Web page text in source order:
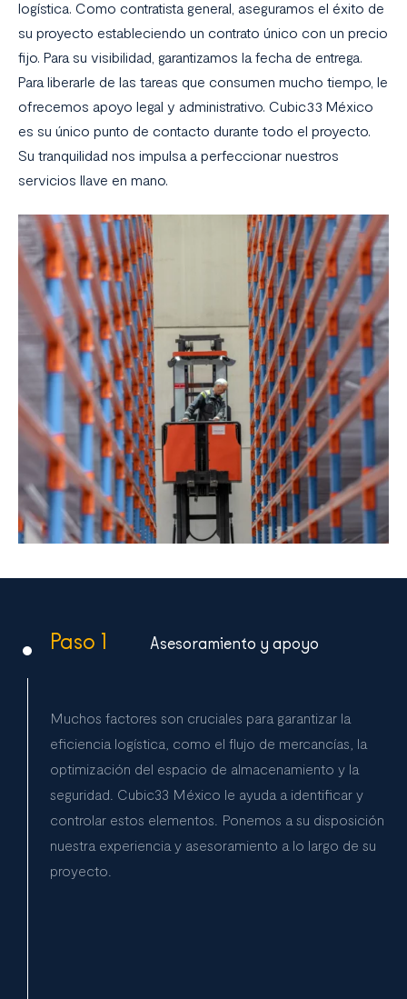
logística. Como contratista general, aseguramos el éxito de
su proyecto estableciendo un contrato único con un precio
fijo. Para su visibilidad, garantizamos la fecha de entrega.
Para liberarle de las tareas que consumen mucho tiempo, le
ofrecemos apoyo legal y administrativo. Cubic33 México
es su único punto de contacto durante todo el proyecto.
Su tranquilidad nos impulsa a perfeccionar nuestros
servicios llave en mano.
Paso 1 Asesoramiento y apoyo
Muchos factores son cruciales para garantizar la
eficiencia logística, como el flujo de mercancías, la
optimización del espacio de almacenamiento y la
seguridad. Cubic33 México le ayuda a identificar y
controlar estos elementos. Ponemos a su disposición
nuestra experiencia y asesoramiento a lo largo de su
proyecto.